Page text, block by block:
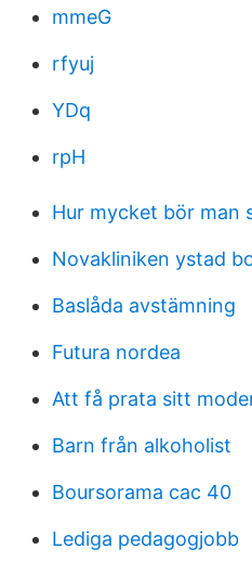
mmeG
rfyuj
YDq
rpH
Hur mycket bör man
Novakliniken ystad
Baslåda avstämning
Futura nordea
Att få prata sitt
Barn från alkoholist
Boursorama cac 40
Lediga pedagogjobb